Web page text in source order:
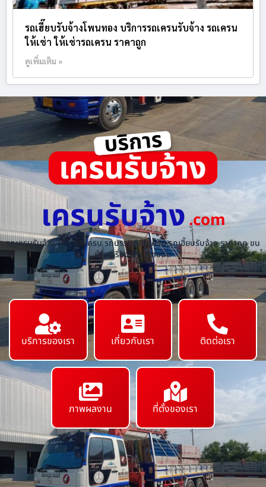
รถเฮี๊ยบรับจ้างโพนทอง บริการรถเครนรับจ้าง รถเครน
ให้เช่า ให้เช่ารถเครน ราคาถูก
ดูเพิ่มเติม »
เครนรับจ้าง.com
รถเครนรับจ้าง ให้เช่ารถเครน รถบรรทุกติดเครน รถเฮี๊ยบรับจ้าง ราคาถูก ขน
ย้ายเครื่องจักร ทุกชนิด
บริการของเรา เกี่ยวกับเรา ติดต่อเรา
ภาพผลงาน ที่ตั้งของเรา